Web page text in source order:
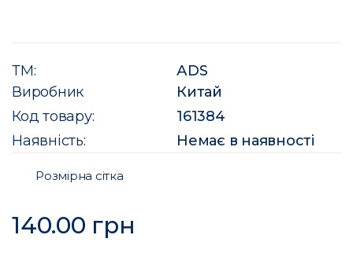
ТМ:
АDS
Виробник
Китай
Код товару:
161384
Наявність:
Немає в наявності
Розмірна сітка
140.00 грн